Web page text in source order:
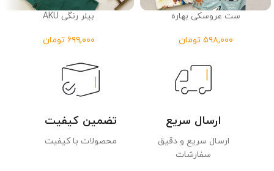
ست عروسکی بهاره
تومان
بیلر رنگی AKU
تومان
ارسال سریع
ارسال سریع و دقیق
سفارشات
تضمین کیفیت
محصولات با کیفیت